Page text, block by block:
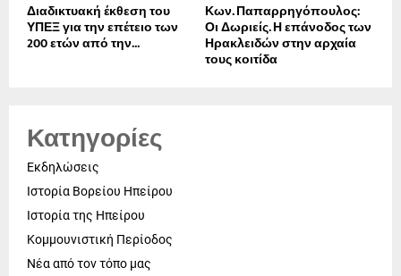
Διαδικτυακή έκθεση του
ΥΠΕΞ για την επέτειο των
200 ετών από την...
Κων. Παπαρρηγόπουλος:
Οι Δωριείς. Η επάνοδος των
Ηρακλειδών στην αρχαία
τους κοιτίδα
Κατηγορίες
Εκδηλώσεις
Ιστορία Βορείου Ηπείρου
Ιστορία της Ηπείρου
Κομμουνιστική Περίοδος
Νέα από τον τόπο μας